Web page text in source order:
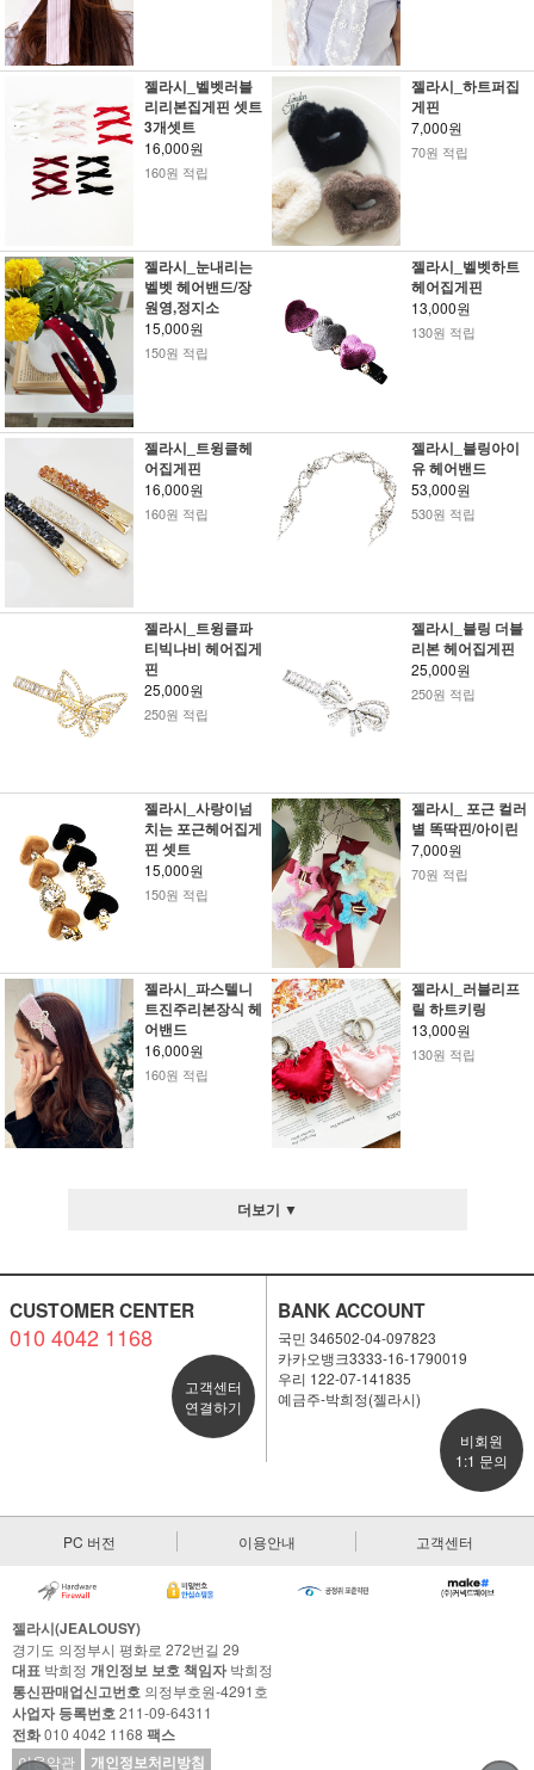
젤라시_벨벳러블
리리본집게핀 셋트
3개셋트
16,000원
160원 적립
젤라시_하트퍼집
게핀
7,000원
70원 적립
젤라시_눈내리는
벨벳 헤어밴드/장
원영,정지소
15,000원
150원 적립
젤라시_벨벳하트
헤어집게핀
13,000원
130원 적립
젤라시_트윙클헤
어집게핀
16,000원
160원 적립
젤라시_블링아이
유 헤어밴드
53,000원
530원 적립
젤라시_트윙클파
티빅나비 헤어집게
핀
25,000원
250원 적립
젤라시_블링 더블
리본 헤어집게핀
25,000원
250원 적립
젤라시_사랑이넘
치는 포근헤어집게
핀 셋트
15,000원
150원 적립
젤라시_ 포근 컬러
별 똑딱핀/아이린
7,000원
70원 적립
젤라시_파스텔니
트진주리본장식 헤
어밴드
16,000원
160원 적립
젤라시_러블리프
릴 하트키링
13,000원
130원 적립
더보기 ▼
CUSTOMER CENTER
010 4042 1168
고객센터
연결하기
BANK ACCOUNT
국민 346502-04-097823
카카오뱅크3333-16-1790019
우리 122-07-141835
예금주-박희정(젤라시)
비회원
1:1 문의
PC 버전 이용안내 고객센터
젤라시(JEALOUSY)
경기도 의정부시 평화로 272번길 29
대표 박희정 개인정보 보호 책임자박희정
통신판매업신고번호 의정부호원-4291호
사업자 등록번호211-09-64311
전화010 4042 1168 팩스
이용약관 개인정보처리방침